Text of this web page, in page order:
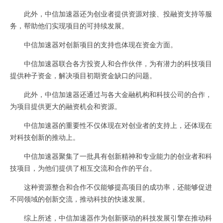
此外，中信加速器还为创业者提供资源对接、投融资支持等服
务，帮助他们实现项目的可持续发展。
中信加速器对创新项目的支持也体现在资金方面。
中信加速器联合各方投资人和合作伙伴，为有潜力的科技项目
提供种子资金，解决项目初期资金缺口的问题。
此外，中信加速器还通过与各大金融机构和科技公司的合作，
为项目提供更大的融资机会和资源。
中信加速器的重要性不仅体现在对创业者的支持上，还体现在
对科技创新的推动上。
中信加速器聚集了一批具有创新精神和专业能力的创业者和科
技项目，为他们提供了相互交流和合作的平台。
这种资源整合和合作不仅能够提高项目的成功率，还能够促进
不同领域的创新交流，推动科技的快速发展。
综上所述，中信加速器作为创新驱动的科技发展引擎在推动科